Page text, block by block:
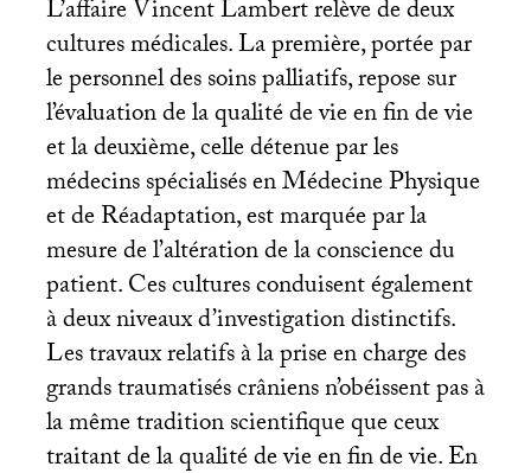
L’affaire Vincent Lambert relève de deux
cultures médicales. La première, portée par
le personnel des soins palliatifs, repose sur
l’évaluation de la qualité de vie en fin de vie
et la deuxième, celle détenue par les
médecins spécialisés en Médecine Physique
et de Réadaptation, est marquée par la
mesure de l’altération de la conscience du
patient. Ces cultures conduisent également
à deux niveaux d’investigation distinctifs.
Les travaux relatifs à la prise en charge des
grands traumatisés crâniens n’obéissent pas à
la même tradition scientifique que ceux
traitant de la qualité de vie en fin de vie. En